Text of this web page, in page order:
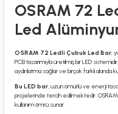
OSRAM 72
Led
OSRAM 72 Ledli Çubuk Led Bar,
PCB tasarımıyla üretilmiş bir LED
aydınlatma sağlar ve birçok farklı alanda
Bu LED bar, uzun ömürlü ve enerji
projelerinde tercih edilmektedir.
kullanım ömrü sunar.